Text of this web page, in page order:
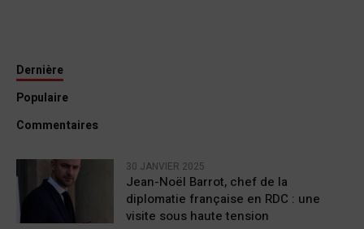
Dernière
Populaire
Commentaires
30 JANVIER 2025
Jean-Noël Barrot, chef de la
diplomatie française en RDC : une
visite sous haute tension